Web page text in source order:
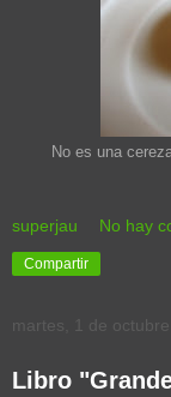
No es una
superjau No hay
Compartir
martes, 1 de
Libro